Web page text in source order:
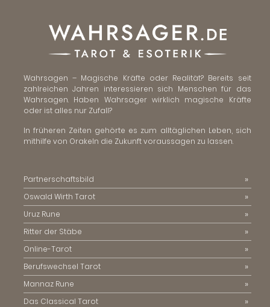
Wahrsagen – Magische Kräfte oder Realität? Bereits seit
zahlreichen Jahren interessieren sich Menschen für das
Wahrsagen. Haben Wahrsager wirklich magische Kräfte
oder ist alles nur Zufall?
In früheren Zeiten gehörte es zum alltäglichen Leben, sich
mithilfe von Orakeln die Zukunft voraussagen zu lassen.
Partnerschaftsbild
Oswald Wirth Tarot
Uruz Rune
Ritter der Stäbe
Online-Tarot
Berufswechsel Tarot
Mannaz Rune
Das Classical Tarot